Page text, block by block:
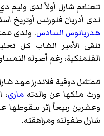
تـَعـَلـّم شارل أولاً لدى وليم
لدى أدريان فلورنس أوتريخ
هدريانوس السادس، ولدى
تلقى الأمير الشاب كل
الفلمنكية، رغم أصوله
تـُمـَثـّل دوقية فلاندرز مهد
ورث ملكها عن والدتهماري،
وعشرين ربيعاً إثر سقوطها
شارل طفولته ومراهقته.